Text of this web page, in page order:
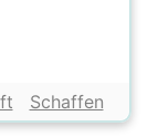
Schaffen